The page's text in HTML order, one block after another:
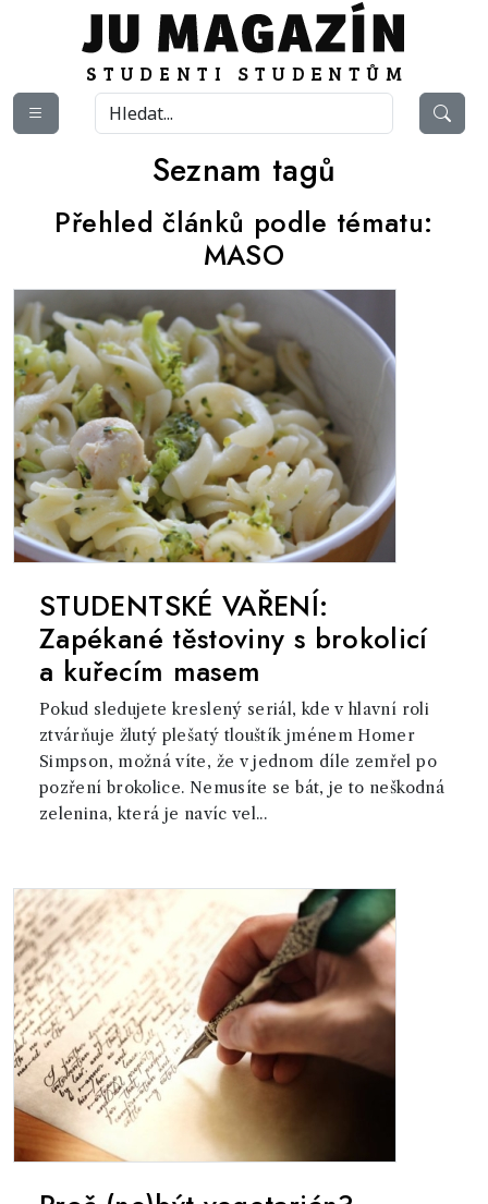
Seznam tagů
Přehled článků podle tématu:
MASO
STUDENTSKÉ VAŘENÍ:
Zapékané těstoviny s brokolicí
a kuřecím masem
Pokud sledujete kreslený seriál, kde v hlavní roli
ztvárňuje žlutý plešatý tlouštík jménem Homer
Simpson, možná víte, že v jednom díle zemřel po
pozření brokolice. Nemusíte se bát, je to neškodná
zelenina, která je navíc vel...